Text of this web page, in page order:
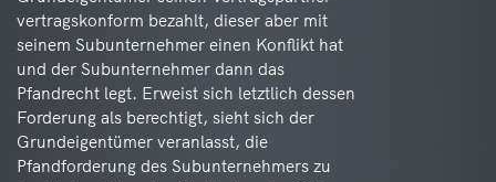
vertragskonform bezahlt, dieser aber mit
seinem Subunternehmer einen Konflikt hat
und der Subunternehmer dann das
Pfandrecht legt. Erweist sich letztlich dessen
Forderung als berechtigt, sieht sich der
Grundeigentümer veranlasst, die
Pfandforderung des Subunternehmers zu